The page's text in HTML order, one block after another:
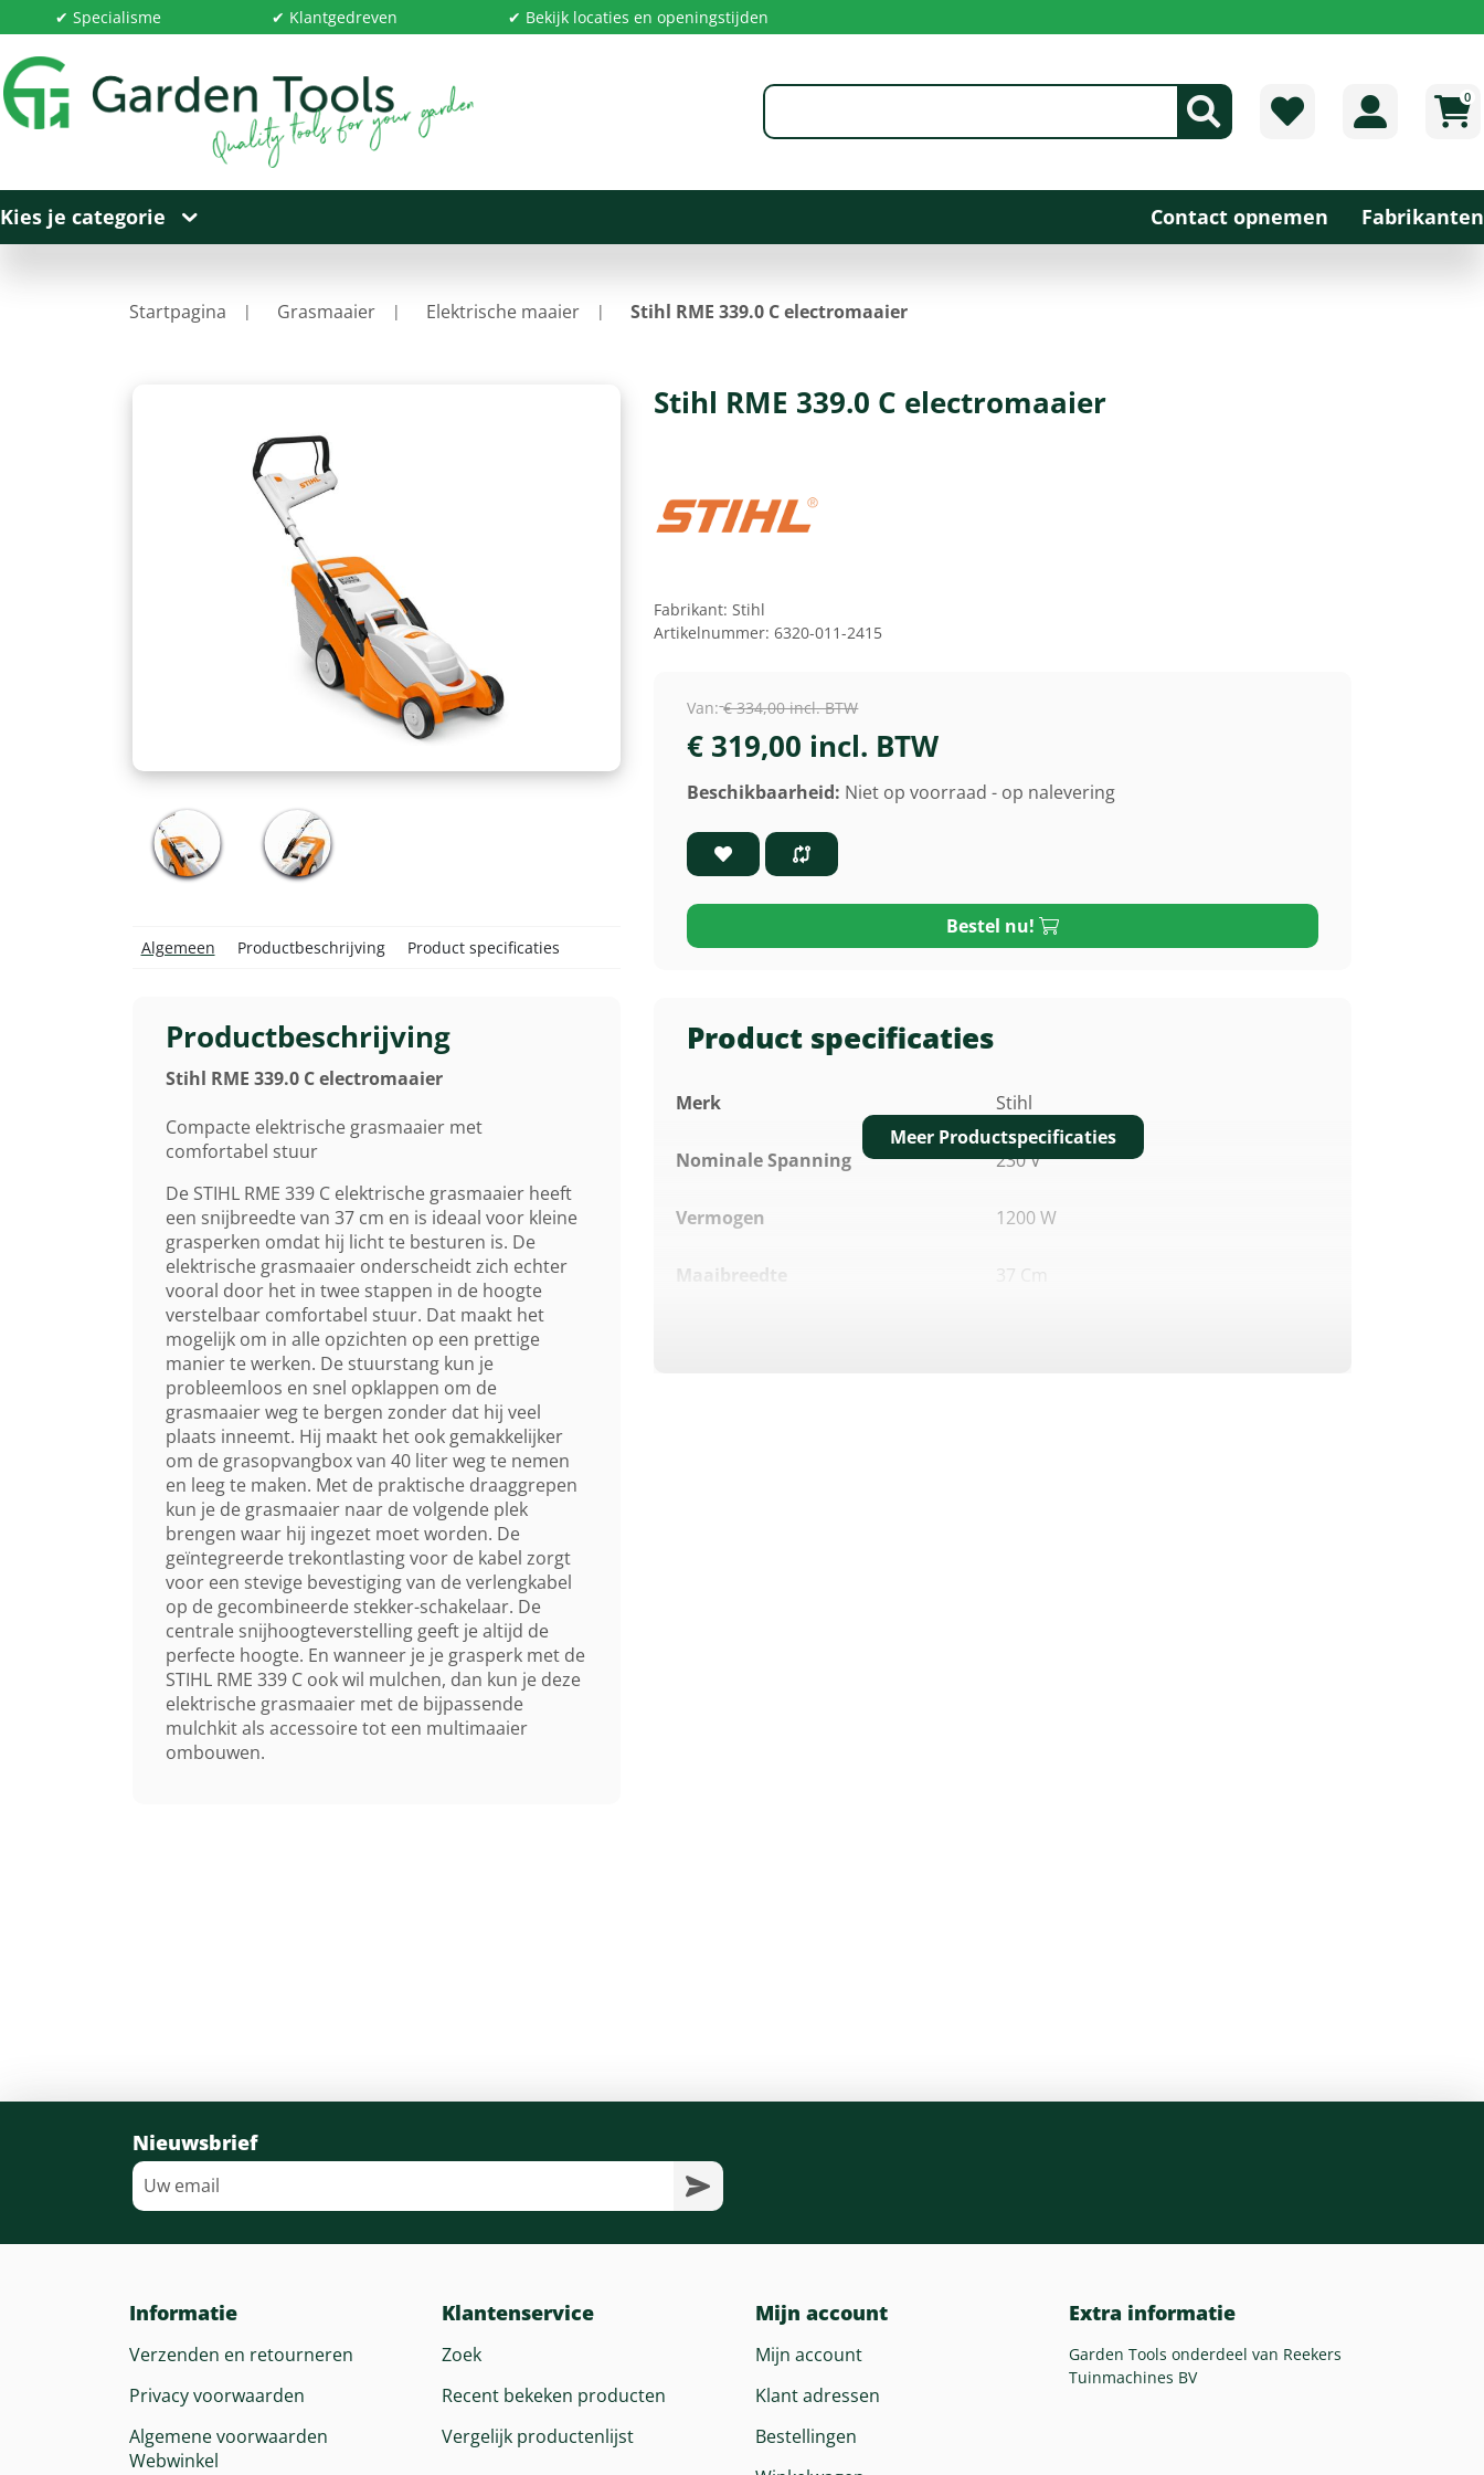
✔ Specialisme ✔ Klantgedreven ✔ Bekijk locaties en openingstijden
0
Kies je categorie Contact opnemen Fabrikanten
Startpagina Grasmaaier Elektrische maaier Stihl RME 339.0 C electromaaier
Productbeschrijving
Stihl RME 339.0 C electromaaier
Compacte elektrische grasmaaier met
comfortabel stuur
De STIHL RME 339 C elektrische grasmaaier heeft
een snijbreedte van 37 cm en is ideaal voor kleine
grasperken omdat hij licht te besturen is. De
elektrische grasmaaier onderscheidt zich echter
vooral door het in twee stappen in de hoogte
verstelbaar comfortabel stuur. Dat maakt het
mogelijk om in alle opzichten op een prettige
manier te werken. De stuurstang kun je
probleemloos en snel opklappen om de
grasmaaier weg te bergen zonder dat hij veel
plaats inneemt. Hij maakt het ook gemakkelijker
om de grasopvangbox van 40 liter weg te nemen
en leeg te maken. Met de praktische draaggrepen
kun je de grasmaaier naar de volgende plek
brengen waar hij ingezet moet worden. De
geïntegreerde trekontlasting voor de kabel zorgt
voor een stevige bevestiging van de verlengkabel
op de gecombineerde stekker-schakelaar. De
centrale snijhoogteverstelling geeft je altijd de
perfecte hoogte. En wanneer je je grasperk met de
STIHL RME 339 C ook wil mulchen, dan kun je deze
elektrische grasmaaier met de bijpassende
mulchkit als accessoire tot een multimaaier
ombouwen.
Algemeen Productbeschrijving Product specificaties
Stihl RME 339.0 C electromaaier
Fabrikant: Stihl
Artikelnummer: 6320-011-2415
Van: € 334,00 incl. BTW
€ 319,00 incl. BTW
Beschikbaarheid: Niet op voorraad - op nalevering
Bestel nu!
Product specificaties
Merk Stihl
Nominale Spanning 230 V
Vermogen 1200 W
Maaibreedte 37 Cm
Meer Productspecificaties
Nieuwsbrief
Informatie
Verzenden en retourneren
Privacy voorwaarden
Algemene voorwaarden
Webwinkel
Klantenservice
Zoek
Recent bekeken producten
Vergelijk productenlijst
Mijn account
Mijn account
Klant adressen
Bestellingen
Extra informatie
Garden Tools onderdeel van Reekers
Tuinmachines BV